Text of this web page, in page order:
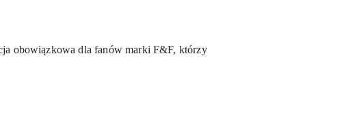
obowiązkowa dla fanów marki F&F, którzy